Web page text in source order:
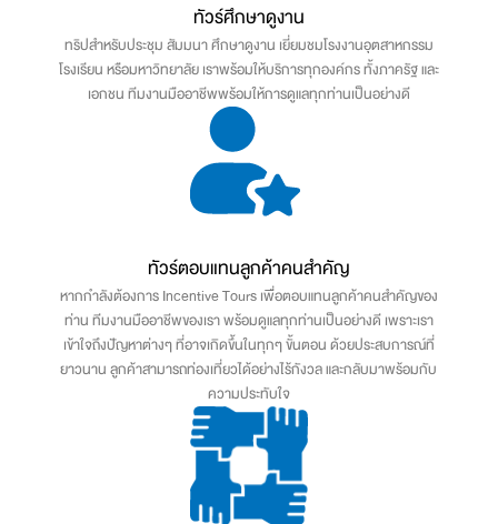
ทัวร์ศึกษาดูงาน
ทริปสำหรับประชุม สัมมนา ศึกษาดูงาน เยี่ยมชมโรงงานอุตสาหกรรม
โรงเรียน หรือมหาวิทยาลัย เราพร้อมให้บริการทุกองค์กร ทั้งภาครัฐ และ
เอกชน ทีมงานมืออาชีพพร้อมให้การดูแลทุกท่านเป็นอย่างดี
ทัวร์ตอบแทนลูกค้าคนสำคัญ
หากกำลังต้องการ Incentive Tours เพื่อตอบแทนลูกค้าคนสำคัญของ
ท่าน ทีมงานมืออาชีพของเรา พร้อมดูแลทุกท่านเป็นอย่างดี เพราะเรา
เข้าใจถึงปัญหาต่างๆ ที่อาจเกิดขึ้นในทุกๆ ขั้นตอน ด้วยประสบการณ์ที่
ยาวนาน ลูกค้าสามารถท่องเที่ยวได้อย่างไร้กังวล และกลับมาพร้อมกับ
ความประทับใจ